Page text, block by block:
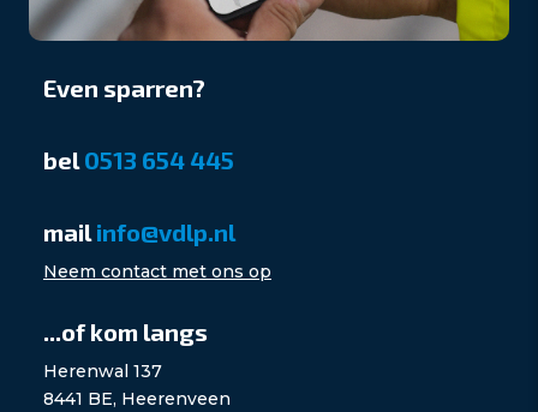
Even sparren?
bel0513 654 445
mailinfo@vdlp.nl
Neem contact met ons op
...of kom langs
Herenwal 137
8441 BE, Heerenveen